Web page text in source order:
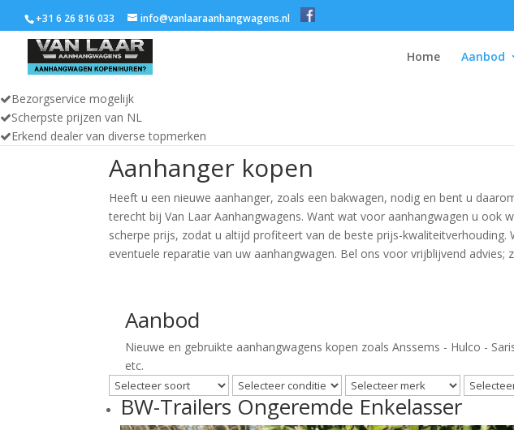
+31 6 26 816 033 info@vanlaaraanhangwagens.nl
Home Aanbod
Bezorgservice mogelijk
Scherpste prijzen van NL
Erkend dealer van diverse topmerken
Aanhanger kopen
Heeft u een nieuwe aanhanger, zoals een bakwagen, nodig en bent u
terecht bij Van Laar Aanhangwagens. Want wat voor aanhangwagen u ook
scherpe prijs, zodat u altijd profiteert van de beste prijs-
eventuele reparatie van uw aanhangwagen. Bel ons voor vrijblijvend
Aanbod
Nieuwe en gebruikte aanhangwagens kopen zoals Anssems - Hulco -
etc.
BW-Trailers Ongeremde Enkelasser